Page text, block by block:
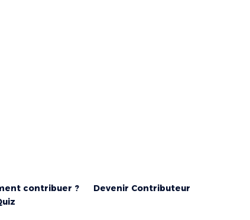
contribuer ?
Devenir Contributeur